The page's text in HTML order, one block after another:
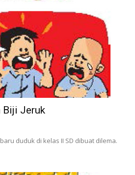
Biji Jeruk
duduk di kelas II SD dibuat dilema.